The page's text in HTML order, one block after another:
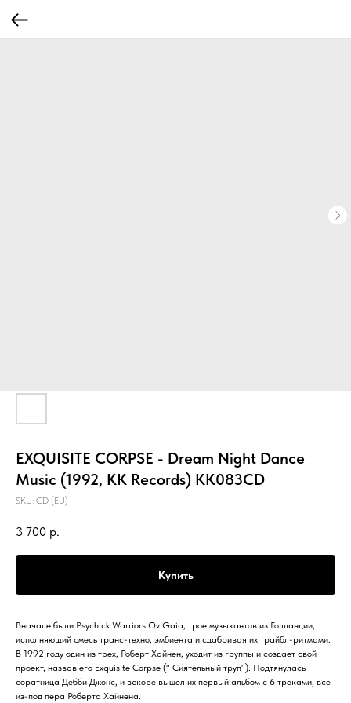
EXQUISITE CORPSE - Dream Night Dance
Music (1992, KK Records) KK083CD
SKU: CD (EU)
3 700 р.
Купить
Вначале были Psychick Warriors Ov Gaia, трое музыкантов из Голландии,
исполняющий смесь транс-техно, эмбиента и сдабривая их трайбл-ритмами.
В 1992 году один из трех, Роберт Хайнен, уходит из группы и создает свой
проект, назвав его Exquisite Corpse (" Сиятельный труп"). Подтянулась
соратница Дебби Джонс, и вскоре вышел их первый альбом с 6 треками, все
из-под пера Роберта Хайнена.